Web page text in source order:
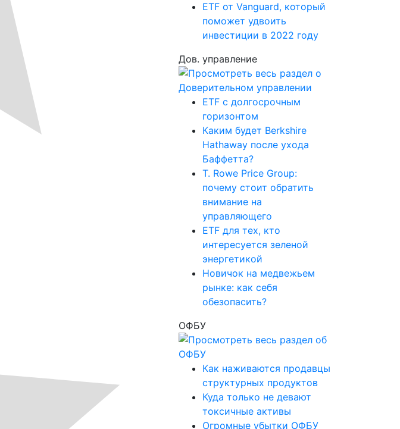
ETF от Vanguard, который
поможет удвоить
инвестиции в 2022 году
Дов. управление
ETF с долгосрочным
горизонтом
Каким будет Berkshire
Hathaway после ухода
Баффетта?
T. Rowe Price Group:
почему стоит обратить
внимание на
управляющего
ETF для тех, кто
интересуется зеленой
энергетикой
Новичок на медвежьем
рынке: как себя
обезопасить?
ОФБУ
Как наживаются продавцы
структурных продуктов
Куда только не девают
токсичные активы
Огромные убытки ОФБУ